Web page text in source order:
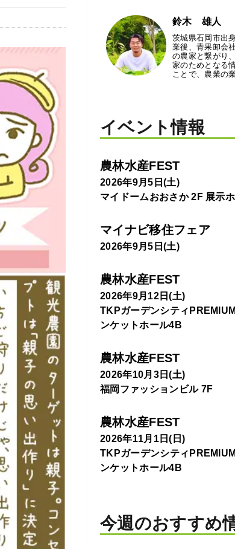
鈴木 雄人
茨城県石岡市出
業後、青果卸会
の農家と繋がり
家のためとなる
ことで、農業の
イベント情報
農林水産FEST
2026年9月5日(土)
マイドームおおさか 2F 展示
マイナビ移住フェア
2026年9月5日(土)
農林水産FEST
2026年9月12日(土)
TKPガーデンシティ
ンケットホール4B
農林水産FEST
2026年10月3日(土)
福岡ファッションビル 7F
農林水産FEST
2026年11月1日(日)
TKPガーデンシティ
ンケットホール4B
今週のおすすめ